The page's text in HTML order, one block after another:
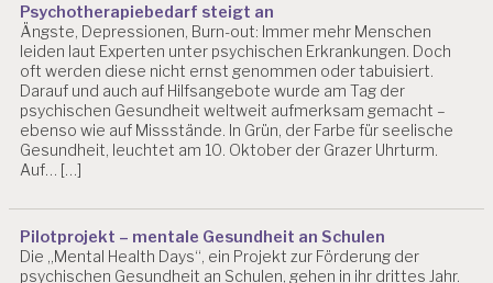
Psychotherapiebedarf steigt an
Ängste, Depressionen, Burn-out: Immer mehr Menschen
leiden laut Experten unter psychischen Erkrankungen. Doch
oft werden diese nicht ernst genommen oder tabuisiert.
Darauf und auch auf Hilfsangebote wurde am Tag der
psychischen Gesundheit weltweit aufmerksam gemacht –
ebenso wie auf Missstände. In Grün, der Farbe für seelische
Gesundheit, leuchtet am 10. Oktober der Grazer Uhrturm.
Auf… […]
Pilotprojekt – mentale Gesundheit an Schulen
Die „Mental Health Days“, ein Projekt zur Förderung der
psychischen Gesundheit an Schulen, gehen in ihr drittes Jahr.